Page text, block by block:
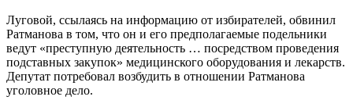
Луговой, ссылаясь на информацию от избирателей, обвинил
Ратманова в том, что он и его предполагаемые подельники
ведут «преступную деятельность … посредством проведения
подставных закупок» медицинского оборудования и лекарств.
Депутат потребовал возбудить в отношении Ратманова
уголовное дело.